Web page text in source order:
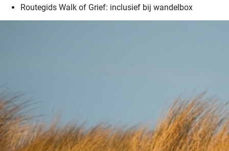
Routegids Walk of Grief: inclusief bij wandelbox